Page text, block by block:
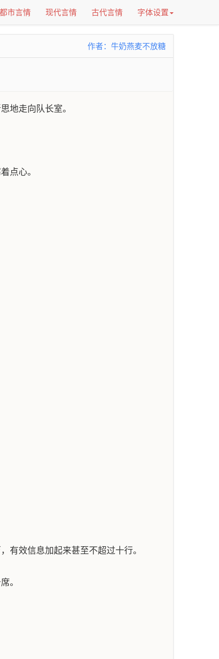
都市言情 现代言情 古代言情 字体设置
作者：牛奶燕麦不放糖
地走向队长室。
点心。
有效信息加起来甚至不超过十行。
。